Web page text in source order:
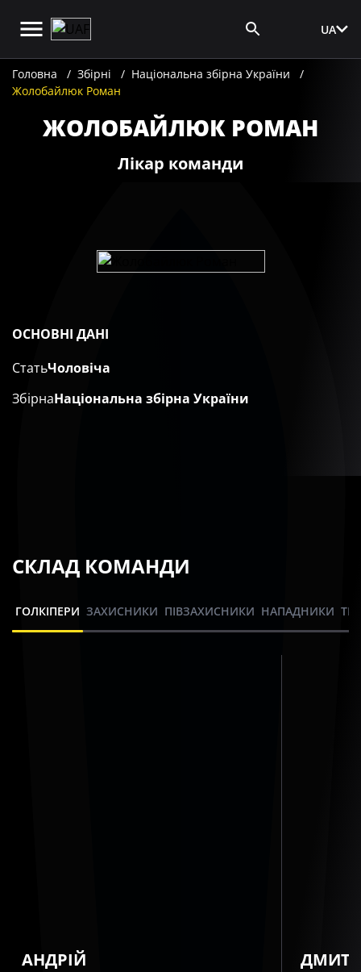
UA
Головна Збірні
Національна збірна України
Жолобайлюк Роман
ЖОЛОБАЙЛЮК РОМАН
Лікар команди
ОСНОВНІ ДАНІ
СтатьЧоловіча
ЗбірнаНаціональна збірна України
СКЛАД КОМАНДИ
ГОЛКІПЕРИ ЗАХИСНИКИ ПІВЗАХИСНИКИ НАПАДНИКИ
АНДРІЙ